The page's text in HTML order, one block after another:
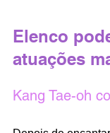
Elenco
atuações
Kang Tae-oh